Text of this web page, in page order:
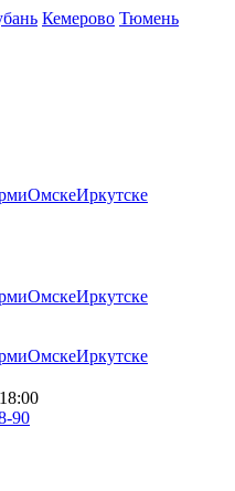
Кемерово Тюмень
ОмскеИркутске
ОмскеИркутске
ОмскеИркутске
90